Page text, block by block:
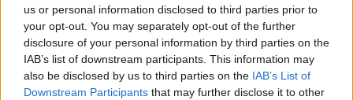
us or personal information disclosed to third parties prior to
your opt-out. You may separately opt-out of the further
disclosure of your personal information by third parties on the
IAB’s list of downstream participants. This information may
also be disclosed by us to third parties on the IAB’s List of
Downstream Participants that may further disclose it to other
Εσύ μπήκες στο E-Daily.gr; Τα νέα της ημέρας
και ότι σου κάνει κλικ!
Ακολουθήστε το E-Radio.gr και στο Instagram